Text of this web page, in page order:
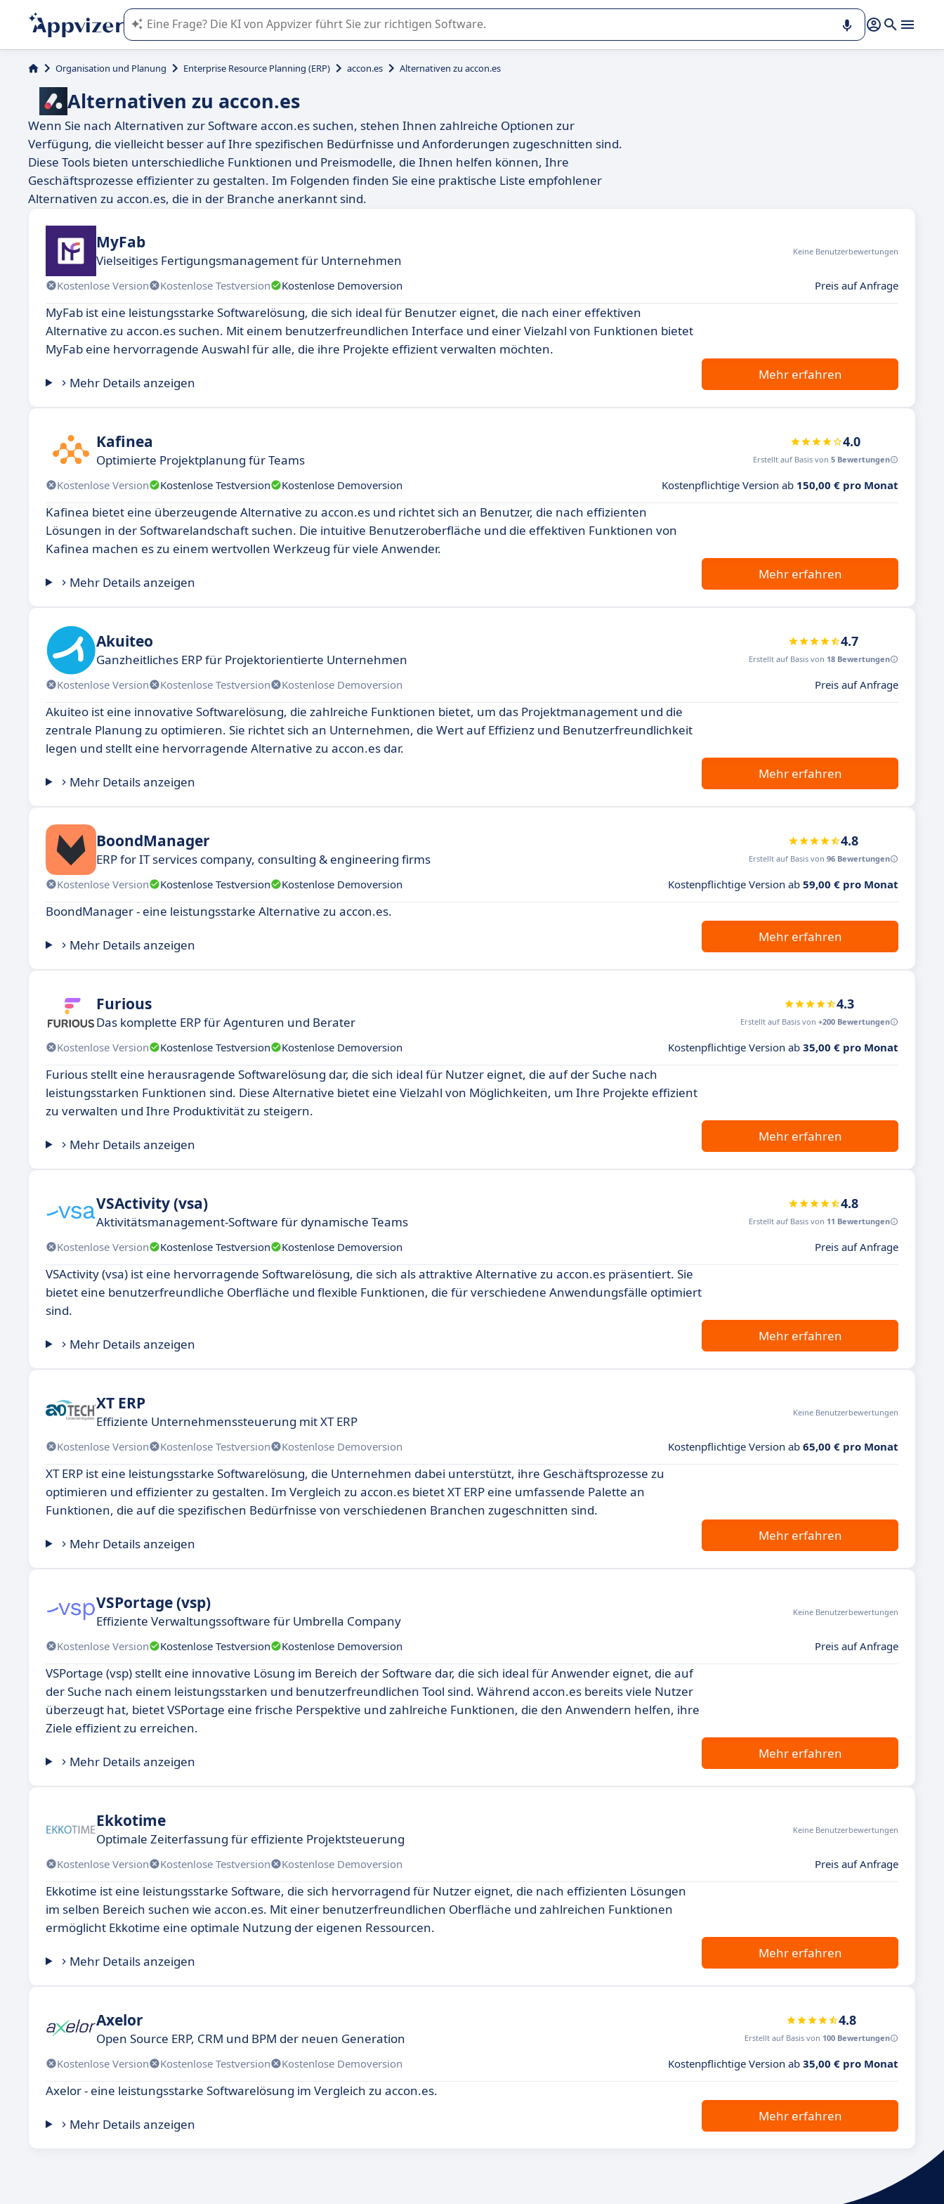
Die KI von Appvizer führt Sie bei der Nutzung oder Auswahl von SaaS-Software in Unternehmen.
Organisation und Planung Enterprise Resource Planning (ERP) accon.es Alternativen zu accon.es
Alternativen zu accon.es
Wenn Sie nach Alternativen zur Software accon.es suchen, stehen Ihnen zahlreiche Optionen zur
Verfügung, die vielleicht besser auf Ihre spezifischen Bedürfnisse und Anforderungen zugeschnitten sind.
Diese Tools bieten unterschiedliche Funktionen und Preismodelle, die Ihnen helfen können, Ihre
Geschäftsprozesse effizienter zu gestalten. Im Folgenden finden Sie eine praktische Liste empfohlener
Alternativen zu accon.es, die in der Branche anerkannt sind.
MyFab
Vielseitiges Fertigungsmanagement für Unternehmen
Keine Benutzerbewertungen
Kostenlose Version Kostenlose Testversion Kostenlose Demoversion Preis auf Anfrage
MyFab ist eine leistungsstarke Softwarelösung, die sich ideal für Benutzer eignet, die nach einer effektiven
Alternative zu accon.es suchen. Mit einem benutzerfreundlichen Interface und einer Vielzahl von Funktionen bietet
MyFab eine hervorragende Auswahl für alle, die ihre Projekte effizient verwalten möchten.
Mehr Details anzeigen
Mehr erfahren
Kafinea
Optimierte Projektplanung für Teams
4.0
Erstellt auf Basis von 5 Bewertungen
Kostenlose Version Kostenlose Testversion Kostenlose Demoversion Kostenpflichtige Version ab 150,00 € pro Monat
Kafinea bietet eine überzeugende Alternative zu accon.es und richtet sich an Benutzer, die nach effizienten
Lösungen in der Softwarelandschaft suchen. Die intuitive Benutzeroberfläche und die effektiven Funktionen von
Kafinea machen es zu einem wertvollen Werkzeug für viele Anwender.
Mehr Details anzeigen
Mehr erfahren
Akuiteo
Ganzheitliches ERP für Projektorientierte Unternehmen
4.7
Erstellt auf Basis von 18 Bewertungen
Kostenlose Version Kostenlose Testversion Kostenlose Demoversion Preis auf Anfrage
Akuiteo ist eine innovative Softwarelösung, die zahlreiche Funktionen bietet, um das Projektmanagement und die
zentrale Planung zu optimieren. Sie richtet sich an Unternehmen, die Wert auf Effizienz und Benutzerfreundlichkeit
legen und stellt eine hervorragende Alternative zu accon.es dar.
Mehr Details anzeigen
Mehr erfahren
BoondManager
ERP for IT services company, consulting & engineering firms
4.8
Erstellt auf Basis von 96 Bewertungen
Kostenlose Version Kostenlose Testversion Kostenlose Demoversion Kostenpflichtige Version ab 59,00 € pro Monat
BoondManager - eine leistungsstarke Alternative zu accon.es.
Mehr Details anzeigen
Mehr erfahren
Furious
Das komplette ERP für Agenturen und Berater
4.3
Erstellt auf Basis von +200 Bewertungen
Kostenlose Version Kostenlose Testversion Kostenlose Demoversion Kostenpflichtige Version ab 35,00 € pro Monat
Furious stellt eine herausragende Softwarelösung dar, die sich ideal für Nutzer eignet, die auf der Suche nach
leistungsstarken Funktionen sind. Diese Alternative bietet eine Vielzahl von Möglichkeiten, um Ihre Projekte effizient
zu verwalten und Ihre Produktivität zu steigern.
Mehr Details anzeigen
Mehr erfahren
VSActivity (vsa)
Aktivitätsmanagement-Software für dynamische Teams
4.8
Erstellt auf Basis von 11 Bewertungen
Kostenlose Version Kostenlose Testversion Kostenlose Demoversion Preis auf Anfrage
VSActivity (vsa) ist eine hervorragende Softwarelösung, die sich als attraktive Alternative zu accon.es präsentiert. Sie
bietet eine benutzerfreundliche Oberfläche und flexible Funktionen, die für verschiedene Anwendungsfälle optimiert
sind.
Mehr Details anzeigen
Mehr erfahren
XT ERP
Effiziente Unternehmenssteuerung mit XT ERP
Keine Benutzerbewertungen
Kostenlose Version Kostenlose Testversion Kostenlose Demoversion Kostenpflichtige Version ab 65,00 € pro Monat
XT ERP ist eine leistungsstarke Softwarelösung, die Unternehmen dabei unterstützt, ihre Geschäftsprozesse zu
optimieren und effizienter zu gestalten. Im Vergleich zu accon.es bietet XT ERP eine umfassende Palette an
Funktionen, die auf die spezifischen Bedürfnisse von verschiedenen Branchen zugeschnitten sind.
Mehr Details anzeigen
Mehr erfahren
VSPortage (vsp)
Effiziente Verwaltungssoftware für Umbrella Company
Keine Benutzerbewertungen
Kostenlose Version Kostenlose Testversion Kostenlose Demoversion Preis auf Anfrage
VSPortage (vsp) stellt eine innovative Lösung im Bereich der Software dar, die sich ideal für Anwender eignet, die auf
der Suche nach einem leistungsstarken und benutzerfreundlichen Tool sind. Während accon.es bereits viele Nutzer
überzeugt hat, bietet VSPortage eine frische Perspektive und zahlreiche Funktionen, die den Anwendern helfen, ihre
Ziele effizient zu erreichen.
Mehr Details anzeigen
Mehr erfahren
Ekkotime
Optimale Zeiterfassung für effiziente Projektsteuerung
Keine Benutzerbewertungen
Kostenlose Version Kostenlose Testversion Kostenlose Demoversion Preis auf Anfrage
Ekkotime ist eine leistungsstarke Software, die sich hervorragend für Nutzer eignet, die nach effizienten Lösungen
im selben Bereich suchen wie accon.es. Mit einer benutzerfreundlichen Oberfläche und zahlreichen Funktionen
ermöglicht Ekkotime eine optimale Nutzung der eigenen Ressourcen.
Mehr Details anzeigen
Mehr erfahren
Axelor
Open Source ERP, CRM und BPM der neuen Generation
4.8
Erstellt auf Basis von 100 Bewertungen
Kostenlose Version Kostenlose Testversion Kostenlose Demoversion Kostenpflichtige Version ab 35,00 € pro Monat
Axelor - eine leistungsstarke Softwarelösung im Vergleich zu accon.es.
Mehr Details anzeigen
Mehr erfahren